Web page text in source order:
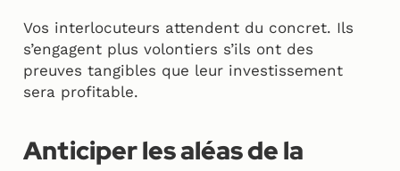
Vos interlocuteurs attendent du concret. Ils
s’engagent plus volontiers s’ils ont des
preuves tangibles que leur investissement
sera profitable.
Anticiper les aléas de la